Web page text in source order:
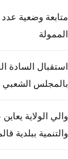
متابعة وضعية عدد
الممولة
استقبال السادة
بالمجلس الشعبي
والي الولاية
والتنمية ببلدية